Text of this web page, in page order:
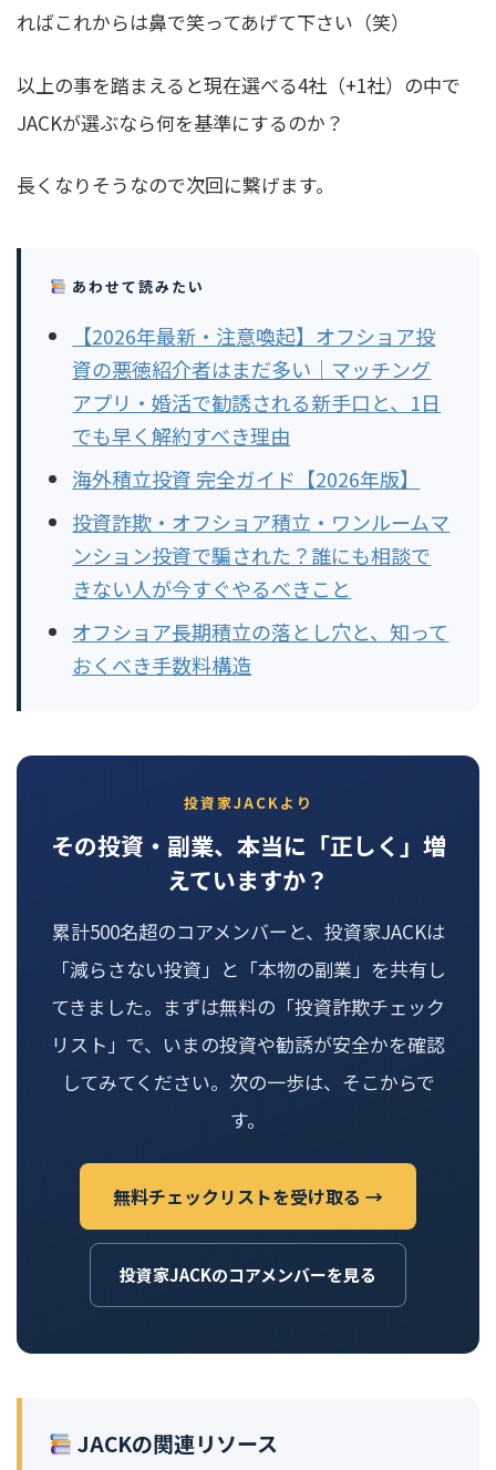
ればこれからは鼻で笑ってあげて下さい（笑）
以上の事を踏まえると現在選べる4社（+1社）の中で
JACKが選ぶなら何を基準にするのか？
長くなりそうなので次回に繋げます。
あわせて読みたい
【2026年最新・注意喚起】オフショア投
資の悪徳紹介者はまだ多い｜マッチング
アプリ・婚活で勧誘される新手口と、1日
でも早く解約すべき理由
海外積立投資 完全ガイド【2026年版】
投資詐欺・オフショア積立・ワンルームマ
ンション投資で騙された？誰にも相談で
きない人が今すぐやるべきこと
オフショア長期積立の落とし穴と、知って
おくべき手数料構造
投資家JACKより
その投資・副業、本当に「正しく」増
えていますか？
累計500名超のコアメンバーと、投資家JACKは
「減らさない投資」と「本物の副業」を共有し
てきました。まずは無料の「投資詐欺チェック
リスト」で、いまの投資や勧誘が安全かを確認
してみてください。次の一歩は、そこからで
す。
無料チェックリストを受け取る →
投資家JACKのコアメンバーを見る
JACKの関連リソース